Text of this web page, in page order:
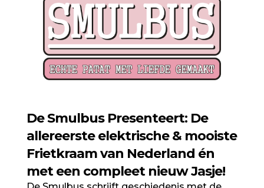
De Smulbus Presenteert: De
allereerste elektrische & mooiste
Frietkraam van Nederland én
met een compleet nieuw Jasje!